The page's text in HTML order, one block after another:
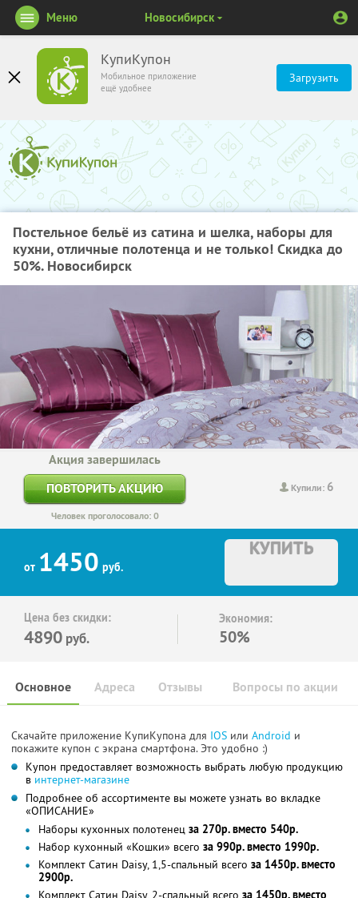
КупиКупон
Мобильное приложение
ещё удобнее
Загрузить
Меню Новосибирск
Постельное бельё из сатина и шелка, наборы для
кухни, отличные полотенца и не только! Скидка до
50%. Новосибирск
Купили: 6
Акция завершилась
ПОВТОРИТЬ АКЦИЮ
Человек проголосовало: 0
от 1450 руб.
КУПИТЬ
Цена без скидки:
4890 руб.
Экономия:
50%
Основное Отзывы Вопросы по акции
Адреса
Скачайте приложение КупиКупона для IOS или Android и
покажите купон с экрана смартфона. Это удобно :)
Купон предоставляет возможность выбрать любую продукцию
в интернет-магазине
Подробнее об ассортименте вы можете узнать во вкладке
«ОПИСАНИЕ»
Наборы кухонных полотенец за 270р. вместо 540р.
Набор кухонный «Кошки» всего за 990р. вместо 1990р.
Комплект Сатин Daisy, 1,5-спальный всего за 1450р. вместо
2900р.
Комплект Сатин Daisy, 2-спальный всего за 1450р. вместо